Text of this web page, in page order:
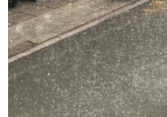
Bộ/ngành, đặc biệt
lập Tổ công tác liên
khăn, vướng mắc của
khó khăn, vướng
đã báo cáo đang dần